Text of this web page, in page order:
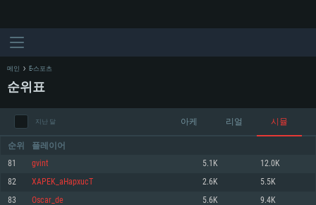
시스템 요구사항
메인 E-스포츠
순위표
지난 달 아케 리얼 시뮬
순위 플레이어
81 gvint 5.1K 12.0K
82 XAPEK_aHapxucT 2.6K 5.5K
83 Oscar_de 5.6K 9.4K